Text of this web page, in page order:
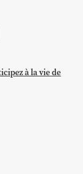
à la vie de